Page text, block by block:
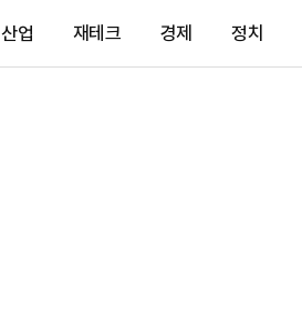
산업 재테크 경제 정치